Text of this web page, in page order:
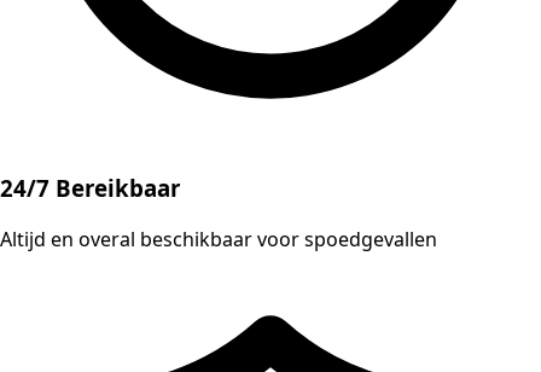
24/7 Bereikbaar
Altijd en overal beschikbaar voor spoedgevallen